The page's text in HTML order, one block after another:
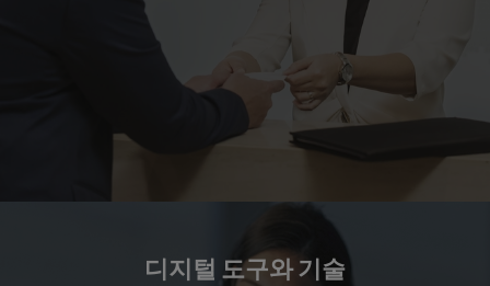
디지털 도구와 기술